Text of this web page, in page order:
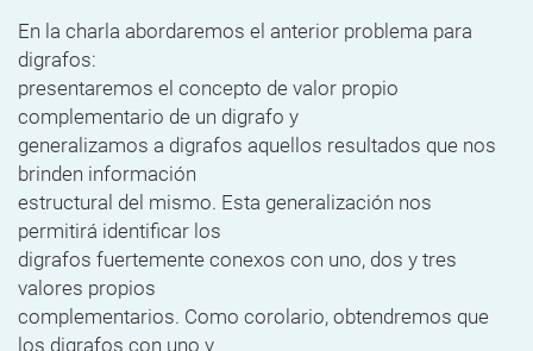
En la charla abordaremos el anterior problema para
digrafos:
presentaremos el concepto de valor propio
complementario de un digrafo y
generalizamos a digrafos aquellos resultados que nos
brinden información
estructural del mismo. Esta generalización nos
permitirá identificar los
digrafos fuertemente conexos con uno, dos y tres
valores propios
complementarios. Como corolario, obtendremos que
los digrafos con uno y